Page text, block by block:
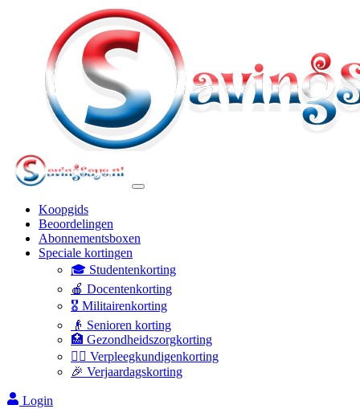
Koopgids
Beoordelingen
Abonnementsboxen
Speciale kortingen
🎓 Studentenkorting
🍎 Docentenkorting
🎖️ Militairenkorting
👴 Senioren korting
🏥 Gezondheidszorgkorting
👩‍⚕️ Verpleegkundigenkorting
🎉 Verjaardagskorting
Login